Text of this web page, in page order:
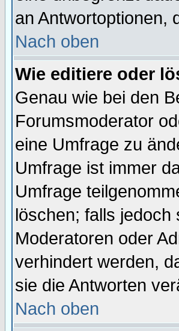
an Antwortoptionen,
Nach oben
Wie editiere oder
Genau wie bei den
Forumsmoderator
eine Umfrage zu
Umfrage ist immer
Umfrage
löschen; falls
Moderatoren oder
verhindert werden,
sie die Antworten
Nach oben